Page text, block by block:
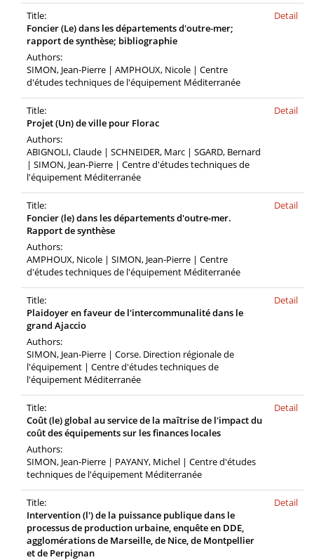
Title:
Foncier (Le) dans les départements d'outre-mer;
rapport de synthèse; bibliographie
Authors:
SIMON, Jean-Pierre | AMPHOUX, Nicole | Centre
d'études techniques de l'équipement Méditerranée
Detail
Title:
Projet (Un) de ville pour Florac
Authors:
ABIGNOLI, Claude | SCHNEIDER, Marc | SGARD, Bernard
| SIMON, Jean-Pierre | Centre d'études techniques de
l'équipement Méditerranée
Detail
Title:
Foncier (le) dans les départements d'outre-mer.
Rapport de synthèse
Authors:
AMPHOUX, Nicole | SIMON, Jean-Pierre | Centre
d'études techniques de l'équipement Méditerranée
Detail
Title:
Plaidoyer en faveur de l'intercommunalité dans le
grand Ajaccio
Authors:
SIMON, Jean-Pierre | Corse. Direction régionale de
l'équipement | Centre d'études techniques de
l'équipement Méditerranée
Detail
Title:
Coût (le) global au service de la maîtrise de l'impact du
coût des équipements sur les finances locales
Authors:
SIMON, Jean-Pierre | PAYANY, Michel | Centre d'études
techniques de l'équipement Méditerranée
Detail
Title:
Intervention (l') de la puissance publique dans le
processus de production urbaine, enquête en DDE,
agglomérations de Marseille, de Nice, de Montpellier
et de Perpignan
Detail